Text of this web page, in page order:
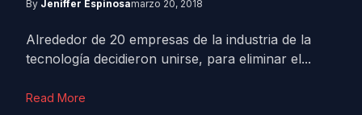
By Jeniffer Espinosamarzo 20, 2018
Alrededor de 20 empresas de la industria de la
tecnología decidieron unirse, para eliminar el...
Read More